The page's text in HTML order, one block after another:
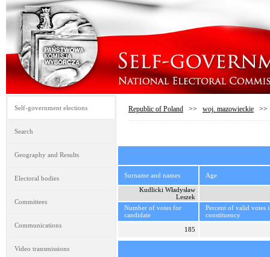
Self-government elections
Search
Geography and Results
Electoral bodies
Committees
Communications
Video transmissions
Republic of Poland >> woj. mazowieckie
Surname and names
Age
Kudlicki Władysław
Leszek
Number of votes for
candidate
Percent of valid votes
constituency
185